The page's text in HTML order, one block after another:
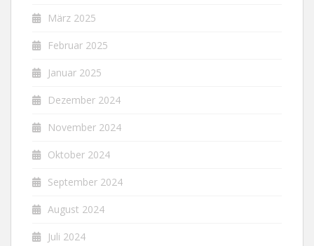
März 2025
Februar 2025
Januar 2025
Dezember 2024
November 2024
Oktober 2024
September 2024
August 2024
Juli 2024